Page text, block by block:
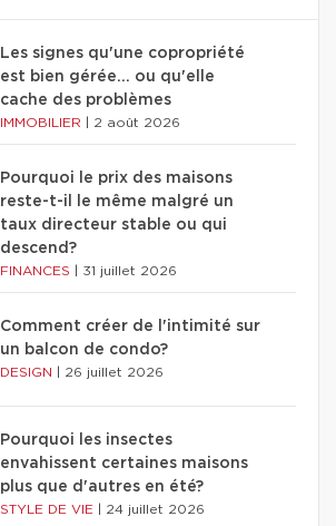
Les signes qu'une copropriété
est bien gérée… ou qu'elle
cache des problèmes
IMMOBILIER 2 août 2026
Pourquoi le prix des maisons
reste-t-il le même malgré un
taux directeur stable ou qui
descend?
FINANCES 31 juillet 2026
Comment créer de l'intimité sur
un balcon de condo?
DESIGN 26 juillet 2026
Pourquoi les insectes
envahissent certaines maisons
plus que d'autres en été?
STYLE DE VIE 24 juillet 2026